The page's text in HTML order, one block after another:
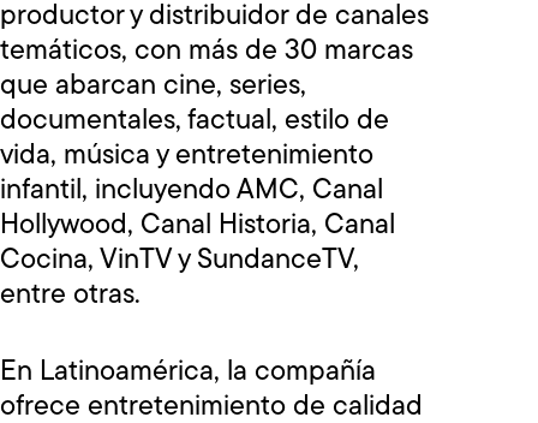
productor y distribuidor de canales
temáticos, con más de 30 marcas
que abarcan cine, series,
documentales, factual, estilo de
vida, música y entretenimiento
infantil, incluyendo AMC, Canal
Hollywood, Canal Historia, Canal
Cocina, VinTV y SundanceTV,
entre otras.
En Latinoamérica, la compañía
ofrece entretenimiento de calidad